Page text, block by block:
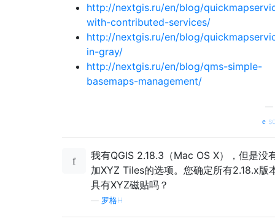
http://nextgis.ru/en/blog/
with-contributed-services/
http://nextgis.ru/en/blog/
in-gray/
http://nextgis.ru/en/blog/qms-simple-
basemaps-management/
我有QGIS 2.18.3（Mac OS X），但是没
加XYZ Tiles的选项。您确定所有2.18.x版
具有XYZ磁贴吗？
罗格H